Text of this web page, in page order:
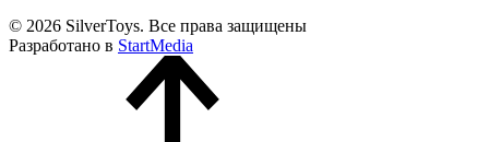
© 2026 SilverToys. Все права защищены
Разработано в StartMedia